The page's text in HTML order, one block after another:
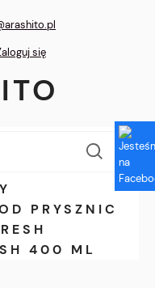
się
PRYSZNIC
400 ML